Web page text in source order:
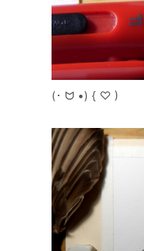
(･ ᗢ •) { ♡ )